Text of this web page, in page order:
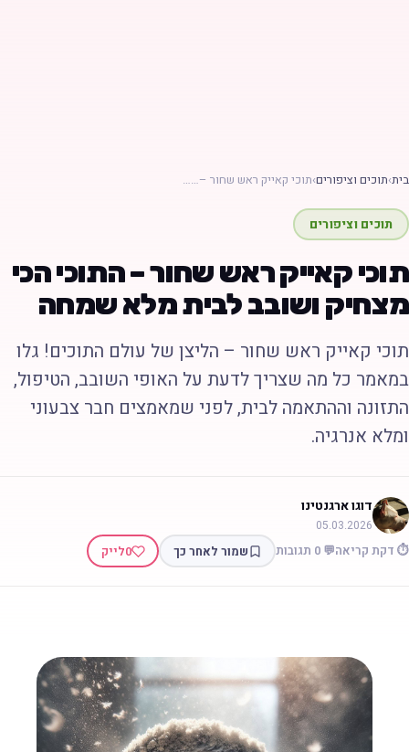
›תוכים וציפורים›תוכי קאייק ראש שחור –……
תוכים וציפורים
קאייק ראש שחור – התוכי הכי
ושובב לבית מלא שמחה
קאייק ראש שחור – הליצן של עולם התוכים! גלו
כל מה שצריך לדעת על האופי השובב, הטיפול,
וההתאמה לבית, לפני שמאמצים חבר צבעוני
אנרגיה.
דוגו ארגנטינו
05.03.2026
דקת קריאה💬 0 תגובות שמור לאחר כך 0לייק